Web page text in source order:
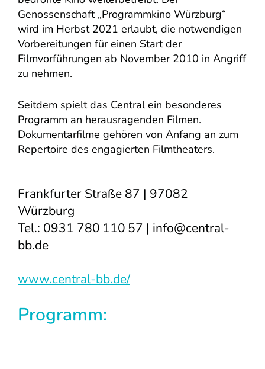
Genossenschaft „Programmkino Würzburg“
wird im Herbst 2021 erlaubt, die notwendigen
Vorbereitungen für einen Start der
Filmvorführungen ab November 2010 in Angriff
zu nehmen.
Seitdem spielt das Central ein besonderes
Programm an herausragenden Filmen.
Dokumentarfilme gehören von Anfang an zum
Repertoire des engagierten Filmtheaters.
Frankfurter Straße 87 | 97082
Würzburg
Tel.: 0931 780 110 57 | info@central-
bb.de
www.central-bb.de/
Programm: